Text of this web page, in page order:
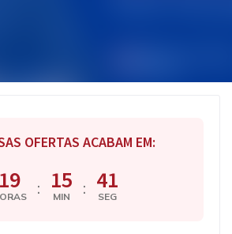
OFERTAS ACABAM EM:
19 : 15
MIN : 40
SEG